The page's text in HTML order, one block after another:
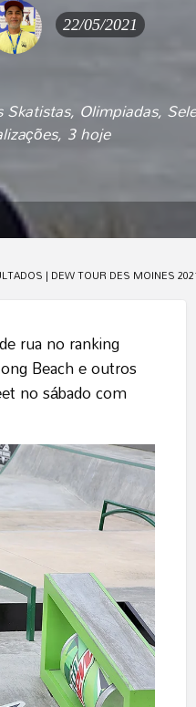
22/05/2021
Skatistas, Olimpiadas,
3 hoje
| DEW TOUR DES MOINES
rua no ranking
Beach e outros
no sábado com